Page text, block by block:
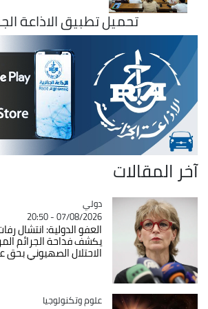
تحميل تطبيق الاذاعة
آخر المقالات
Catégorie
دولي
07/08/2026 - 20:50
يكشف فداحة الجرائم
الاحتلال الصهيوني بحق
Catégorie
علوم وتكنولوجيا